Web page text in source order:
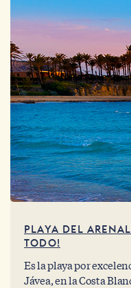
PLAYA DEL
TODO!
Es la playa por
Jávea, en la Costa